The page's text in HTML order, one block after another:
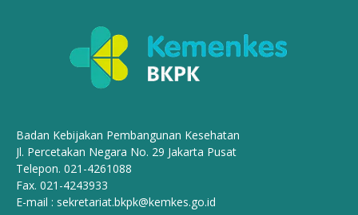
Badan Kebijakan Pembangunan Kesehatan
Jl. Percetakan Negara No. 29 Jakarta Pusat
Telepon. 021-4261088
Fax. 021-4243933
E-mail : sekretariat.bkpk@kemkes.go.id